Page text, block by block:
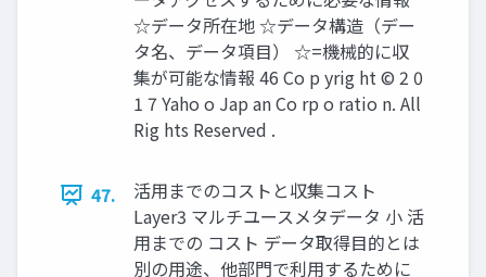
☆データ所在地 ☆データ構造（デー
タ名、データ項目） ☆=機械的に収
集が可能な情報 46 Co p yrig ht © 2 0
1 7 Yaho o Jap an Co rp o ratio n. All
Rig hts Reserved .
47.
活用までのコストと収集コスト
Layer3 マルチユースメタデータ 小 活
用までの コスト データ取得目的とは
別の用途、他部門で利用するために